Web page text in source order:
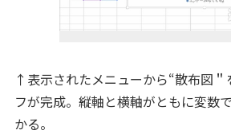
↑表示されたメニューから“散布図＂
フが完成。縦軸と横軸がともに変数
かる。